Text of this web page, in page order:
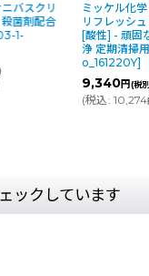
バスクリ
菌剤配合
1-
ミッケル化学
リフレッシュ
[酸性] - 頑固
浄 定期清掃用 [
o_161220Y]
9,340円(税別)
税込: 10,274円
ックしています